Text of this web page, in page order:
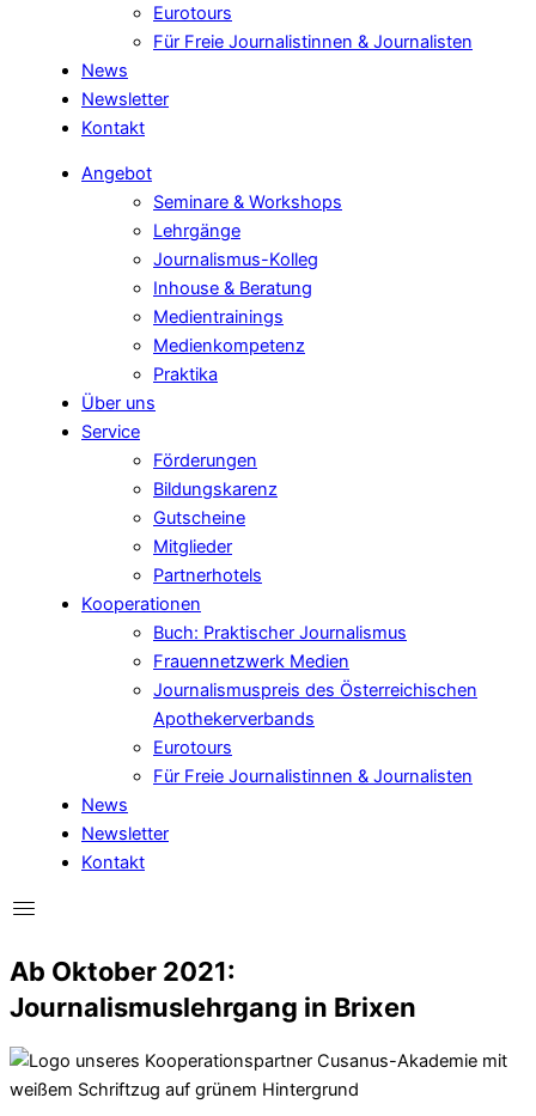
Eurotours
Für Freie Journalistinnen & Journalisten
News
Newsletter
Kontakt
Angebot
Seminare & Workshops
Lehrgänge
Journalismus-Kolleg
Inhouse & Beratung
Medientrainings
Medienkompetenz
Praktika
Über uns
Service
Förderungen
Bildungskarenz
Gutscheine
Mitglieder
Partnerhotels
Kooperationen
Buch: Praktischer Journalismus
Frauennetzwerk Medien
Journalismuspreis des Österreichischen
Apothekerverbands
Eurotours
Für Freie Journalistinnen & Journalisten
News
Newsletter
Kontakt
Ab Oktober 2021:
Journalismuslehrgang in Brixen